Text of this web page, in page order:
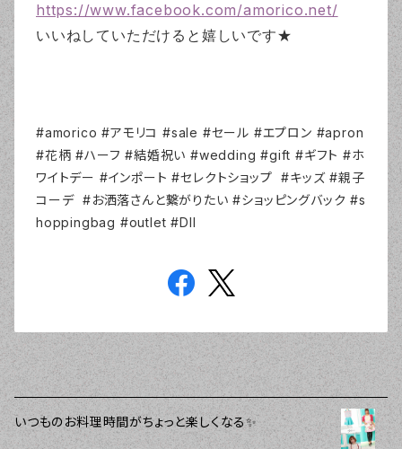
https://www.facebook.com/amorico.net/
いいねしていただけると嬉しいです★
#amorico #アモリコ #sale #セール #エプロン #apron
#花柄 #ハーフ #結婚祝い #wedding #gift #ギフト #ホ
ワイトデー #インポート #セレクトショップ #キッズ #親子
コーデ #お洒落さんと繋がりたい #ショッピングバック #s
hoppingbag #outlet #DII
いつものお料理時間がちょっと楽しくなる✨